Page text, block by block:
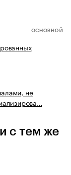
ОСНОВНОЙ
не
с тем же